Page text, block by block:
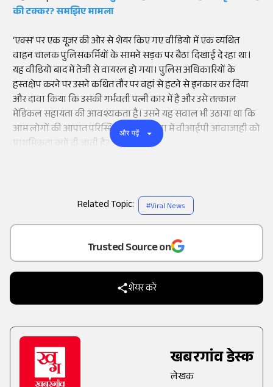
as a
Trusted Source on
शेयर करें
खबरगांव डेस्क
लेखक
की टक्कर? समझिए मामला
‘एक्स’ पर एक यूजर की ओर से शेयर किए गए वीडियो में एक व्यथित
वाहन चालक पुलिसकर्मियों के सामने सड़क पर बैठा दिखाई दे रहा था।
यह वीडियो बाद में तेजी से वायरल हो गया। पुलिस अधिकारियों के
हस्तक्षेप करने पर उसने कथित तौर पर वहां से हटने से इनकार कर दिया
और दावा किया कि उसकी गर्भवती पत्नी कार में है और उसे तत्काल
मेडिकल सहायता की आवश्यकता है। उसने यह सवाल भी उठाया था कि
आम लोगों की आपात परिस्थितियों की तुलना में वीआईपी आवाजाही को
प्राथमिकता क्यों दी जाती है?
और पढ़ें
Related Topic: #Viral News